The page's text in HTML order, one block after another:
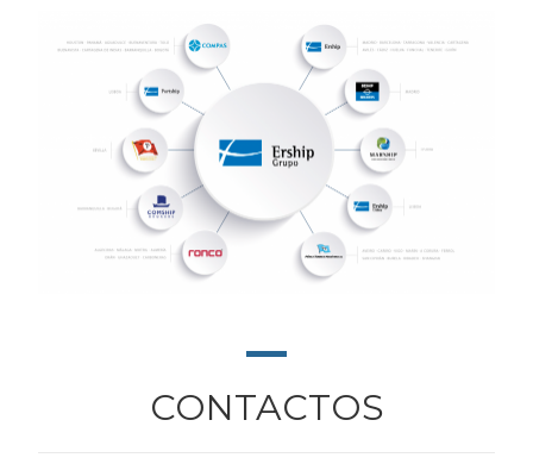
CONTACTOS